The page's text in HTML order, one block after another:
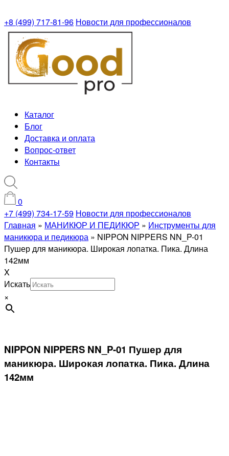
+8 (499) 717-81-96 Новости для профессионалов
Каталог
Блог
Доставка и оплата
Вопрос-ответ
Контакты
0
+7 (499) 734-17-59 Новости для профессионалов
Главная » МАНИКЮР И ПЕДИКЮР » Инструменты для
маникюра и педикюра » NIPPON NIPPERS NN_P-01
Пушер для маникюра. Широкая лопатка. Пика. Длина
142мм
X
Искать
×
NIPPON NIPPERS NN_P-01 Пушер для
маникюра. Широкая лопатка. Пика. Длина
142мм